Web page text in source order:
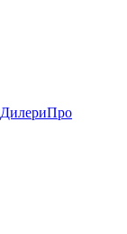
ДилериПро